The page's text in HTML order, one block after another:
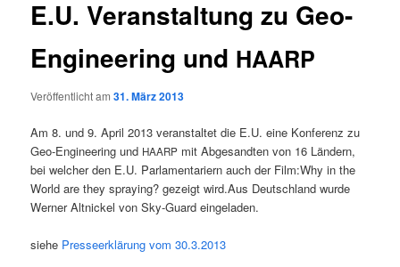
E.U. Veranstaltung zu Geo-
Engineering und HAARP
Veröffentlicht am31. März 2013
Am 8. und 9. April 2013 ver­an­stal­tet die E.U. eine Kon­fe­renz zu
Geo-Engi­nee­ring und HAARP mit Abge­sand­ten von 16 Län­dern,
bei wel­cher den E.U. Par­la­men­ta­ri­ern auch der Film:Why in the
World are they spray­ing? gezeigt wird.Aus Deutsch­land wur­de
Wer­ner Alt­ni­ckel von Sky-Guard eingeladen.
sie­he Pres­se­er­klä­rung vom 30.3.2013